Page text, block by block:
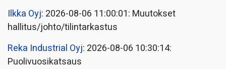
Ilkka Oyj: 2026-08-06 11:00:01: Muutokset
hallitus/johto/tilintarkastus
Reka Industrial Oyj: 2026-08-06 10:30:14:
Puolivuosikatsaus